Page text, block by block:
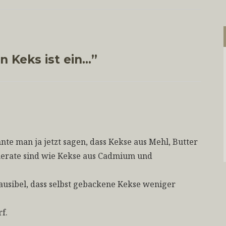
Keks ist ein…”
man ja jetzt sagen, dass Kekse aus Mehl, Butter
sind wie Kekse aus Cadmium und
dass selbst gebackene Kekse weniger